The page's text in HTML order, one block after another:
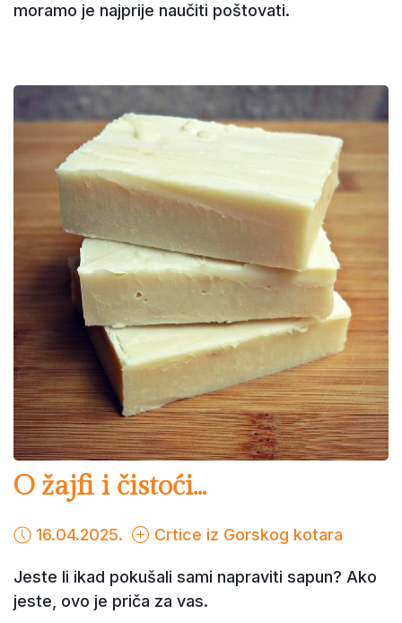
moramo je najprije naučiti poštovati.
O žajfi i čistoći...
16.04.2025. Crtice iz Gorskog kotara
Jeste li ikad pokušali sami napraviti sapun? Ako
jeste, ovo je priča za vas.